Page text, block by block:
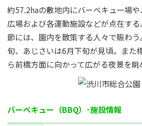
約57.2haの敷地内にバーベキュー場
広場および各運動施設などが点在す
節には、園内を散策する人々で賑わ
旬、あじさいは6月下旬が見頃。また
ら前橋方面に向かって広がる夜景を眺
バーベキュー（BBQ）･施設情報